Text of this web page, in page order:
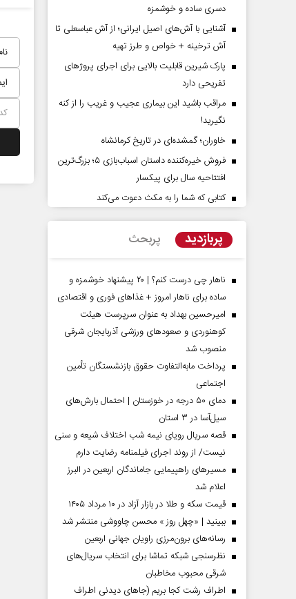
دسری ساده و خوشمزه
آشنایی با آش‌های اصیل ایرانی؛ از آش عباسعلی تا
آش ترخینه + خواص و طرز تهیه
پارک شیرین قابلیت‌ بالایی برای اجرای پروژهای
تفریحی دارد
مراقب باشید این بیماری عجیب و غریب را از کنه
نگیرید!
خاوران؛ گمشده‌ای در تاریخ کرمانشاه
فروش خیره‌کننده داستان اسباب‌بازی ۵؛ بزرگ‌ترین
افتتاحیه سال برای پیکسار
کتابی که شما را به مکث دعوت می‌کند
پربازدید پربحث
ناهار چی درست کنم؟ | ۲۰ پیشنهاد خوشمزه و
ساده برای ناهار امروز + غذاهای فوری و اقتصادی
امیرحسین بهداد به عنوان سرپرست هیئت
کوهنوردی و صعودهای ورزشی آذربایجان شرقی
منصوب شد
پرداخت مابه‌التفاوت حقوق بازنشستگان تأمین
اجتماعی
دمای ۵۰ درجه در خوزستان | احتمال بارش‌های
سیل‌آسا در ۳ استان
قصه سریال رویای نیمه شب اختلاف شیعه و سنی
نیست/ از روند اجرای فیلمنامه رضایت دارم
مسیر‌های راهپیمایی جاماندگان اربعین در البرز
اعلام شد
قیمت سکه و طلا در بازار آزاد در ۱۰ مرداد ۱۴۰۵
ببینید | «چهل روز » محسن چاووشی منتشر شد
رسانه‌های برون‌مرزی راویان جهانی اربعین
نظرسنجی شبکه تماشا برای انتخاب سریال‌های
شرقی محبوب مخاطبان
اطراف رشت کجا بریم (جاهای دیدنی اطراف
عقب‌نشینی ترامپ؟
مسائل سیاسی
پشت‌پرده تهدیدات کوتاه‏‌مدت و
عباس سلیمی‌نمین - تحلیلگر مسائل سیاسی
صفحات نخست روزنامه ها‌ی‌سه‌شنبه ۶ مردادماه